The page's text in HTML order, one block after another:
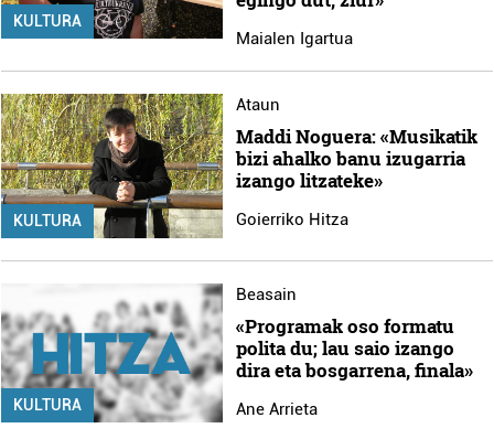
KULTURA
Maialen Igartua
KULTURA
Ataun
Maddi Noguera: «Musikatik
bizi ahalko banu izugarria
izango litzateke»
Goierriko Hitza
KULTURA
Beasain
«Programak oso formatu
polita du; lau saio izango
dira eta bosgarrena, finala»
Ane Arrieta